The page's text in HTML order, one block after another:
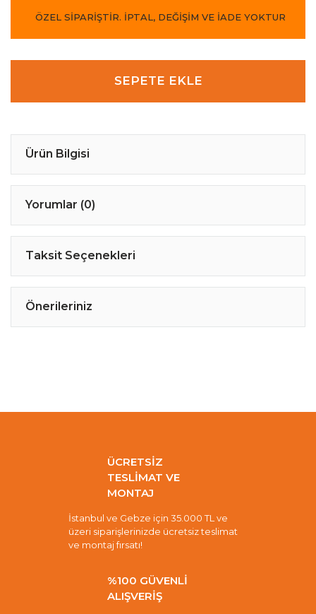
ÖZEL SİPARİŞTİR. İPTAL, DEĞİŞİM VE İADE YOKTUR
SEPETE EKLE
Ürün Bilgisi
Yorumlar (0)
Taksit Seçenekleri
Önerileriniz
ÜCRETSİZ
TESLİMAT VE
MONTAJ
İstanbul ve Gebze için 35.000 TL ve
üzeri siparişlerinizde ücretsiz teslimat
ve montaj fırsatı!
%100 GÜVENLİ
ALIŞVERİŞ